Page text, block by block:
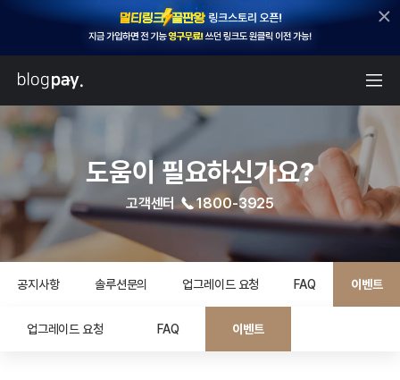
도움이 필요하신가요?
고객센터 1800-3925
공지사항 솔루션문의 업그레이드 요청 FAQ 이벤트
업그레이드 요청 FAQ 이벤트